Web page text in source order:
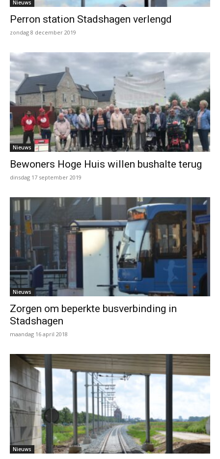
Nieuws
Perron station Stadshagen verlengd
zondag 8 december 2019
Nieuws
Bewoners Hoge Huis willen bushalte terug
dinsdag 17 september 2019
Nieuws
Zorgen om beperkte busverbinding in
Stadshagen
maandag 16 april 2018
Nieuws